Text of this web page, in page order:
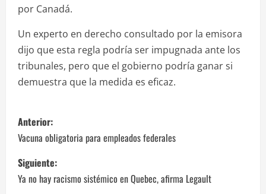
por Canadá.
Un experto en derecho consultado por la emisora
dijo que esta regla podría ser impugnada ante los
tribunales, pero que el gobierno podría ganar si
demuestra que la medida es eficaz.
N
a
v
Anterior:
Vacuna obligatoria para empleados federales
Siguiente:
Ya no hay racismo sistémico en Quebec, afirma Legault